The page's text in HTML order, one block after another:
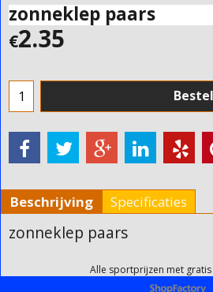
zonneklep paars
€2.35
Bestel
Beschrijving Specificaties
zonneklep paars
Alle sportprijzen met
Webwinkel gemaakt met ShopFactory